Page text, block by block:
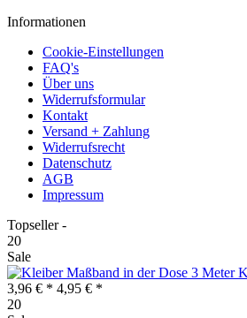
Informationen
Cookie-Einstellungen
FAQ's
Über uns
Widerrufsformular
Kontakt
Versand + Zahlung
Widerrufsrecht
Datenschutz
AGB
Impressum
Topseller -
20
Sale
3,96 € * 4,95 € *
20